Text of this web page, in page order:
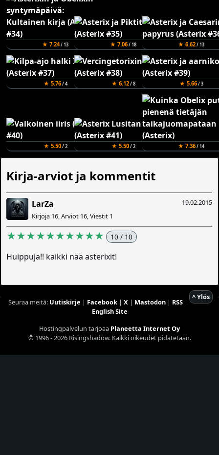
★ 7.24/ 13 ★ 7.06/ 18 ★ 6.62/ 13
★ 5.76/ 4 ★ 6.12/ 8 ★ 5.66/ 3
★ 5.50/ 2 ★ 5.50/ 2 ★ 7.36/ 14
Kirja-arviot ja kommentit
19.02.2015
LarZa
Kirjoja 16, Arviot 16, Viestit 1
★★★★★★★★★★ 10 / 10
Huippuja!! kaikki nää asterixit!
^ Ylös
Seuraa meitä: Uutiskirje | Facebook| X| Mastodon| RSS|
English Site
Hostingpalvelun tarjoaa Planeetta Internet Oy
© 1996 - 2026 Risingshadow. Kaikki oikeudet pidätetään.